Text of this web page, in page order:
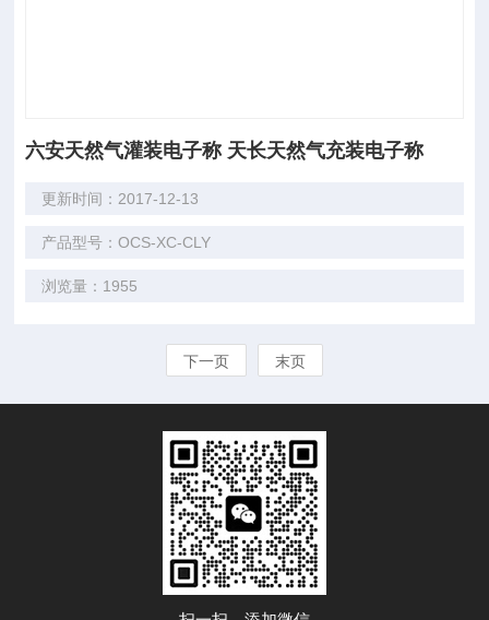
六安天然气灌装电子称 天长天然气充装电子称
更新时间：2017-12-13
产品型号：OCS-XC-CLY
浏览量：1955
下一页 末页